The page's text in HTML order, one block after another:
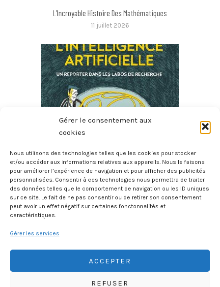
Gérer le consentement aux
cookies
Nous utilisons des technologies telles que les cookies pour stocker
et/ou accéder aux informations relatives aux appareils. Nous le faisons
pour améliorer l’expérience de navigation et pour afficher des publicités
personnalisées. Consentir à ces technologies nous permettra de traiter
des données telles que le comportement de navigation ou les ID uniques
sur ce site. Le fait de ne pas consentir ou de retirer son consentement
peut avoir un effet négatif sur certaines fonctonnalités et
caractéristiques.
Gérer les services
ACCEPTER
REFUSER
L’Incroyable Histoire Des Mathématiques
11 juillet 2026
Les Défis De L’intelligence Artificielle – Un Reporter Dans
Les Labos De Recherche
6 juillet 2026